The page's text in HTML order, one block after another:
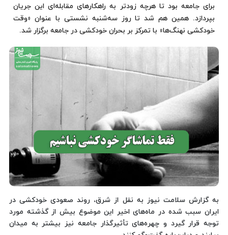
برای جامعه بود تا هرچه‌ زودتر به راهکارهای مقابله‌ای این جریان
بپردازد. همین هم شد تا روز سه‌شنبه نشستی با عنوان «وقت
خودکشی نهنگ‌ها» با تمرکز بر بحران خودکشی در جامعه برگزار شد.
به گزارش سلامت نیوز به نقل از شرق، روند صعودی خودکشی‌ در
ایران سبب شده در ماه‌های اخیر این موضوع بیش از گذشته مورد
توجه قرار گیرد و چهره‌های تأثیرگذار جامعه نیز بیشتر به میدان